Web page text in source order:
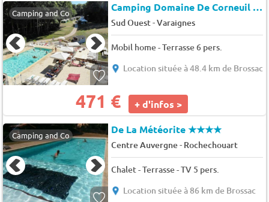
Camping and Co Camping Domaine De Corneuil (Saint-Sulpice-de-Mareuil à 14 km)
Sud Ouest-Varaignes
Mobil home - Terrasse 6 pers.
Location située à 48.4 km de Brossac
471 € + d'infos >
Camping and Co De La Météorite★★★★
Centre Auvergne- Rochechouart
Chalet - Terrasse - TV 5 pers.
Location située à 86 km de Brossac